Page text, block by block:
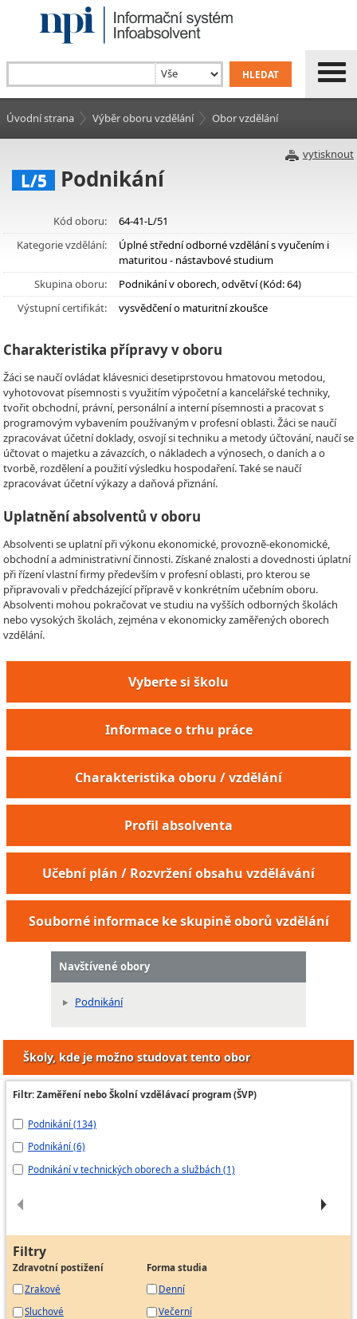
Úvodní strana Výběr oboru vzdělání Obor vzdělání
vytisknout
L/5 Podnikání
Kód oboru:
64-41-L/51
Kategorie vzdělání:
Úplné střední odborné vzdělání s vyučením i
maturitou - nástavbové studium
Skupina oboru:
Podnikání v oborech, odvětví (Kód: 64)
Výstupní certifikát:
vysvědčení o maturitní zkoušce
Charakteristika přípravy v oboru
Žáci se naučí ovládat klávesnici desetiprstovou hmatovou metodou,
vyhotovovat písemnosti s využitím výpočetní a kancelářské techniky,
tvořit obchodní, právní, personální a interní písemnosti a pracovat s
programovým vybavením používaným v profesní oblasti. Žáci se naučí
zpracovávat účetní doklady, osvojí si techniku a metody účtování, naučí se
účtovat o majetku a závazcích, o nákladech a výnosech, o daních a o
tvorbě, rozdělení a použití výsledku hospodaření. Také se naučí
zpracovávat účetní výkazy a daňová přiznání.
Uplatnění absolventů v oboru
Absolventi se uplatní při výkonu ekonomické, provozně-ekonomické,
obchodní a administrativní činnosti. Získané znalosti a dovednosti úplatní
při řízení vlastní firmy především v profesní oblasti, pro kterou se
připravovali v předcházející přípravě v konkrétním učebním oboru.
Absolventi mohou pokračovat ve studiu na vyšších odborných školách
nebo vysokých školách, zejména v ekonomicky zaměřených oborech
vzdělání.
Vyberte si školu
Informace o trhu práce
Charakteristika oboru / vzdělání
Profil absolventa
Učební plán / Rozvržení obsahu vzdělávání
Souborné informace ke skupině oborů vzdělání
Navštívené obory
Podnikání
Školy, kde je možno studovat tento obor
Filtr: Zaměření nebo Školní vzdělávací program (ŠVP)
Podnikání (134)
Podnikání (6)
Podnikání v technických oborech a službách (1)
Filtry
Zdravotní postižení
Zrakové
Sluchové
Forma studia
Denní
Večerní